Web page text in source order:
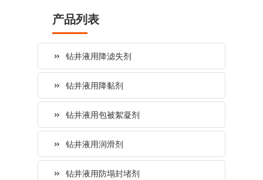
产品列表
钻井液用降滤失剂
钻井液用降黏剂
钻井液用包被絮凝剂
钻井液用润滑剂
钻井液用防塌封堵剂